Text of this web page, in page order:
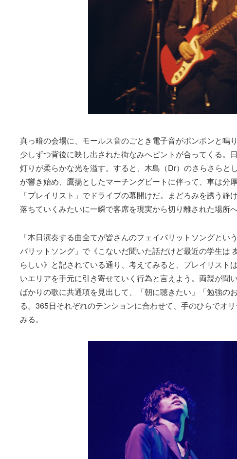
真っ暗の会場に、モールス音のごとき電子音がポンポンと鳴
少しずつ背後に映し出された街なみへピントが合ってくる。
灯りが柔らかな光を溢す。すると、木島（Dr）のさらさらと
が響き始め、鷹揚としたマーチングビートに伴って、車は分
「プレイリスト」でドライブの幕開けだ。まどろみを誘う静
落ちていくみたいに一瞬で客席を現実から切り離された場所へ
「本日演奏する曲全てが皆さんのフェイバリットソングとい
バリットソング」で《こないだ聞いた話だけど最近の学生は
らしい》と記されている通り、考えてみると、プレイリスト
いエリアを手元に引き寄せていく行為と言えよう。両親が聞
ばかりの歌に共通項を見出して、「朝に聴きたい」「勉強の
る。365日それぞれのテンションに合わせて、手のひらでオ
みる。